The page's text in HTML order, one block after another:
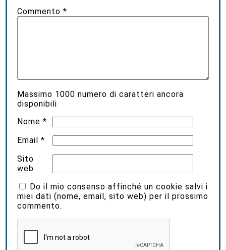
Commento*
Massimo 1000 numero di caratteri ancora
disponibili
Nome*
Email*
Sito
web
Do il mio consenso affinché un cookie salvi i
miei dati (nome, email, sito web) per il prossimo
commento.